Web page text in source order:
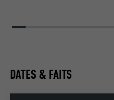
DATES & FAITS